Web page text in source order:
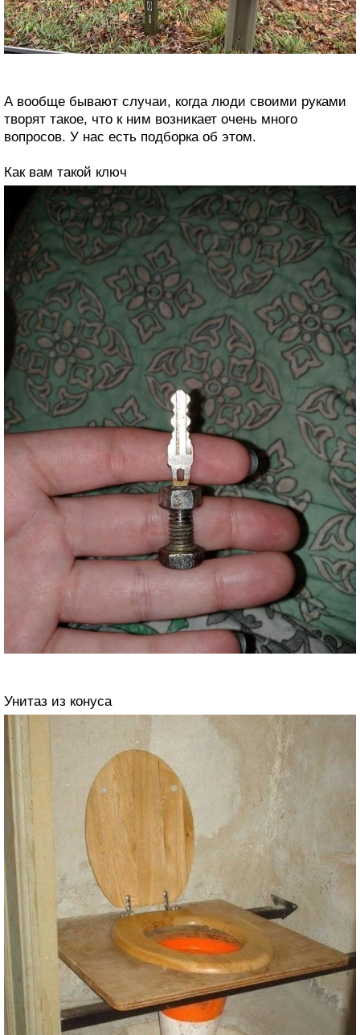
А вообще бывают случаи, когда люди своими руками
творят такое, что к ним возникает очень много
вопросов. У нас есть подборка об этом.
Как вам такой ключ
Унитаз из конуса